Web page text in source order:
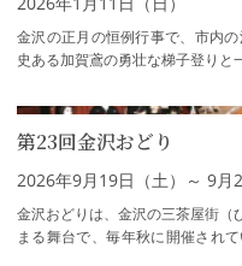
金沢の正月の恒例行事で、市内
史ある加賀鳶の勇壮な梯子登りと
第23回金沢おどり
2026年9月19日（土）～ 9月
金沢おどりは、金沢の三茶屋街（
まる舞台で、毎年秋に開催され